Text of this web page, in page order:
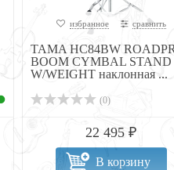
избранное сравнить
TAMA HC84BW
BOOM CYMBAL STAND
W/WEIGHT наклонная ...
(0)
22 495 ₽
В корзину